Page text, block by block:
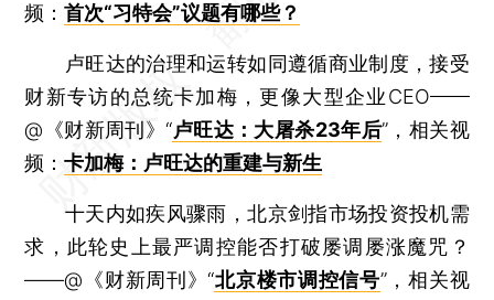
频：首次“习特会”议题有哪些？
卢旺达的治理和运转如同遵循商业制度，接受
财新专访的总统卡加梅，更像大型企业CEO——
@《财新周刊》“卢旺达：大屠杀23年后”，相关视
频：卡加梅：卢旺达的重建与新生
十天内如疾风骤雨，北京剑指市场投资投机需
求，此轮史上最严调控能否打破屡调屡涨魔咒？
——@《财新周刊》“北京楼市调控信号”，相关视